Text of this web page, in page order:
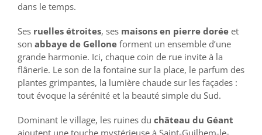
dans le temps.
Ses ruelles étroites, ses maisons en pierre dorée et
son abbaye de Gellone forment un ensemble d’une
grande harmonie. Ici, chaque coin de rue invite à la
flânerie. Le son de la fontaine sur la place, le parfum des
plantes grimpantes, la lumière chaude sur les façades :
tout évoque la sérénité et la beauté simple du Sud.
Dominant le village, les ruines du château du Géant
ajoutent une touche mystérieuse à Saint-Guilhem-le-